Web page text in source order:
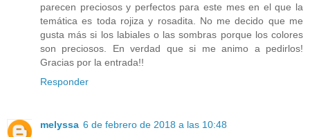
parecen preciosos y perfectos para este mes en el que la
temática es toda rojiza y rosadita. No me decido que me
gusta más si los labiales o las sombras porque los colores
son preciosos. En verdad que si me animo a pedirlos!
Gracias por la entrada!!
Responder
melyssa 6 de febrero de 2018 a las 10:48